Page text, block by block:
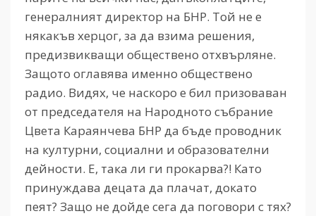
генералният директор на БНР. Той не е
някакъв херцог, за да взима решения,
предизвикващи обществено отхвърляне.
Защото оглавява именно обществено
радио. Видях, че наскоро е бил призоваван
от председателя на Народното събрание
Цвета Караянчева БНР да бъде проводник
на културни, социални и образователни
дейности. Е, така ли ги прокарва?! Като
принуждава децата да плачат, докато
пеят? Защо не дойде сега да поговори с тях?